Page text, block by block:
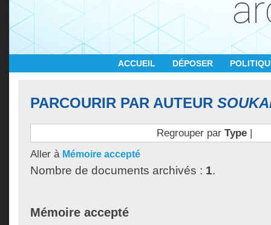
ACCUEIL DÉPOSER
PARCOURIR PAR AUTEUR
Regrouper par Type|
Aller à Mémoire accepté
Nombre de documents archivés : 1.
Mémoire accepté